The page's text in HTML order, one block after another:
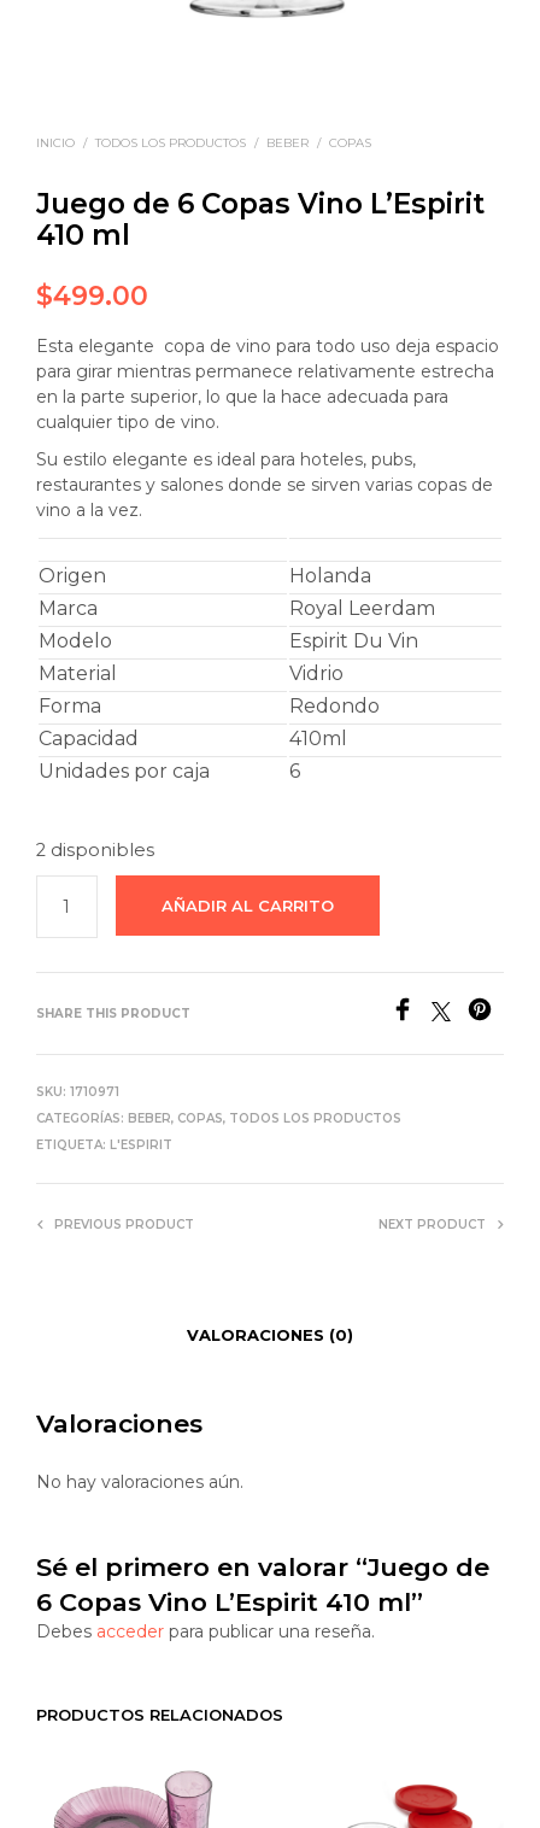
INICIO / TODOS LOS PRODUCTOS / BEBER / COPAS
Juego de 6 Copas Vino L’Espirit
410 ml
$499.00
Esta elegante copa de vino para todo uso deja espacio
para girar mientras permanece relativamente estrecha
en la parte superior, lo que la hace adecuada para
cualquier tipo de vino.
Su estilo elegante es ideal para hoteles, pubs,
restaurantes y salones donde se sirven varias copas de
vino a la vez.
Origen
Holanda
Marca
Royal Leerdam
Modelo
Espirit Du Vin
Material
Vidrio
Forma
Redondo
Capacidad
410ml
Unidades por caja
6
2 disponibles
AÑADIR AL CARRITO
SHARE THIS PRODUCT
SKU: 1710971
CATEGORÍAS: BEBER, COPAS, TODOS LOS PRODUCTOS
ETIQUETA: L'ESPIRIT
PREVIOUS PRODUCT NEXT PRODUCT
VALORACIONES (0)
Valoraciones
No hay valoraciones aún.
Sé el primero en valorar “Juego de
6 Copas Vino L’Espirit 410 ml”
Debes acceder para publicar una reseña.
PRODUCTOS RELACIONADOS